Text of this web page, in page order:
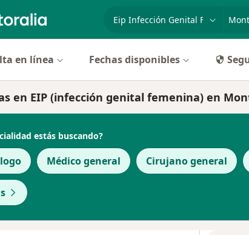
especialidad, enfermedad o
en línea Fechas disponibles
en EIP (infección genital femenina) en
estás buscando?
Médico general Cirujano general